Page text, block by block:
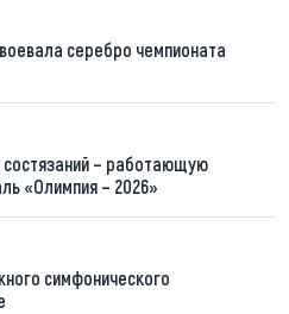
серебро чемпионата
– работающую
«Олимпия – 2026»
симфонического